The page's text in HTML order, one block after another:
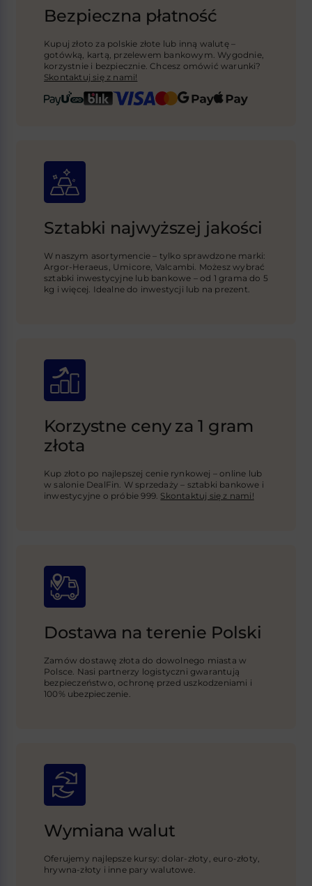
Bezpieczna płatność
Kupuj złoto za polskie złote lub inną walutę –
gotówką, kartą, przelewem bankowym. Wygodnie,
korzystnie i bezpiecznie. Chcesz omówić warunki?
Skontaktuj się z nami!
Sztabki najwyższej jakości
W naszym asortymencie – tylko sprawdzone marki:
Argor-Heraeus, Umicore, Valcambi. Możesz wybrać
sztabki inwestycyjne lub bankowe – od 1 grama do 5
kg i więcej. Idealne do inwestycji lub na prezent.
Dostawa na terenie Polski
Zamów dostawę złota do dowolnego miasta w
Polsce. Nasi partnerzy logistyczni gwarantują
bezpieczeństwo, ochronę przed uszkodzeniami i
100% ubezpieczenie.
Korzystne ceny za 1 gram
złota
Kup złoto po najlepszej cenie rynkowej – online lub
w salonie DealFin. W sprzedaży – sztabki bankowe i
inwestycyjne o próbie 999. Skontaktuj się z nami!
Wymiana walut
Oferujemy najlepsze kursy: dolar-złoty, euro-złoty,
hrywna-złoty i inne pary walutowe.